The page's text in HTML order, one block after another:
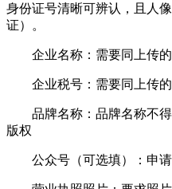
身份证号清晰可辨认，且人
证）。
企业名称：需要同上传
企业税号：需要同上传
品牌名称：品牌名称不
版权
公众号（可选填）：申